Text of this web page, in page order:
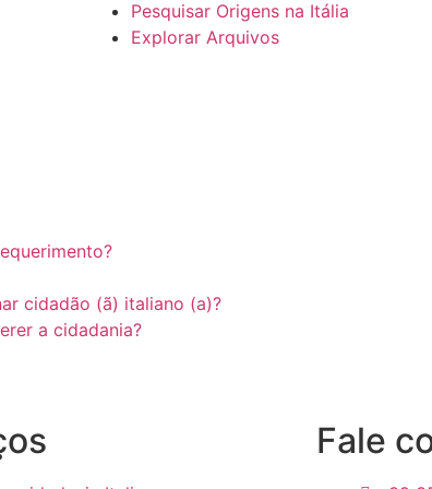
Pesquisar Origens na Itália
Explorar Arquivos
cidadão (ã) italiano (a)?
a cidadania?
Fale